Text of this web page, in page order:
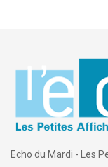
Echo du Mardi - Les